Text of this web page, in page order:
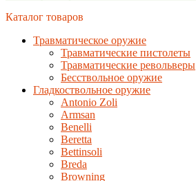
Каталог товаров
Травматическое оружие
Травматические пистолеты
Травматические револьверы
Бесствольное оружие
Гладкоствольное оружие
Antonio Zoli
Armsan
Benelli
Beretta
Bettinsoli
Breda
Browning